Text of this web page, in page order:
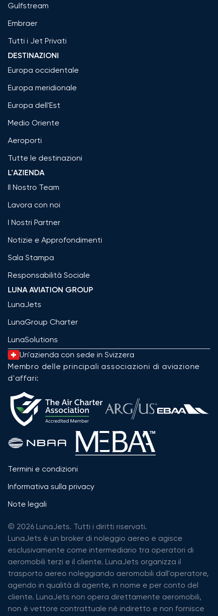
Gulfstream
Embraer
Tutti i Jet Privati
DESTINAZIONI
Europa occidentale
Europa meridionale
Europa dell'Est
Medio Oriente
Aeroporti
Tutte le destinazioni
L'AZIENDA
Il Nostro Team
Lavora con noi
I Nostri Partner
Notizie e Approfondimenti
Sala Stampa
Responsabilità Sociale
LUNA AVIATION GROUP
LunaJets
LunaGroup Charter
LunaSolutions
Un'azienda con sede in Svizzera
Membro delle principali associazioni di aviazione
d'affari:
Termini e condizioni
Informativa sulla privacy
Note legali
© 2026 LunaJets. Tutti i diritti riservati.
LunaJets è un broker di noleggio aereo e agisce
esclusivamente come intermediario tra operatori di
aeromobili terzi e il cliente. LunaJets organizza il
trasporto aereo noleggiando aeromobili dall'operatore,
agendo in qualità di agente, in nome e per conto del
cliente. LunaJets non opera direttamente aeromobili,
non è vettore contrattuale né indiretto e non fornisce